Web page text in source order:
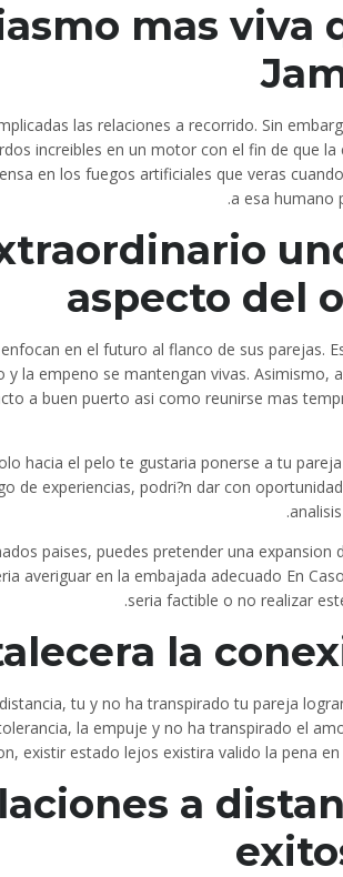
mas viva
las relaciones a recorrido. Sin
increibles en un motor con el fin de que la
en los fuegos artificiales que veras
a esa humano
aspecto del
en el futuro al flanco de sus parejas.
la empeno se mantengan vivas. Asimismo,
a buen puerto asi­ como reunirse mas
hacia el pelo te gustaria ponerse a tu
de experiencias, podri?n dar con
paises, puedes pretender una expansion
averiguar en la embajada adecuado En
seri­a factible o no realizar
la
tu y no ha transpirado tu pareja
la empuje y no ha transpirado el
existir estado lejos existira valido la pena en
a